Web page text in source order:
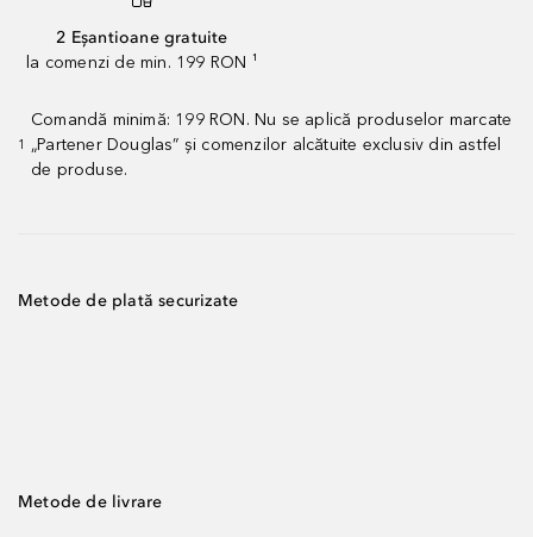
2 Eșantioane gratuite
la comenzi de min. 199 RON ¹
1
Comandă minimă: 199 RON. Nu se aplică produselor marcate
„Partener Douglas” și comenzilor alcătuite exclusiv din astfel
de produse.
Metode de plată securizate
Metode de livrare